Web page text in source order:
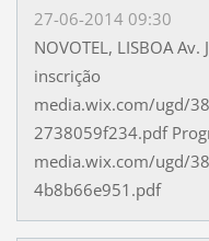
27-06-2014 09:30
NOVOTEL, LISBOA
inscrição
media.wix.com/ugd/
2738059f234.pdf
media.wix.com/ugd/
4b8b66e951.pdf